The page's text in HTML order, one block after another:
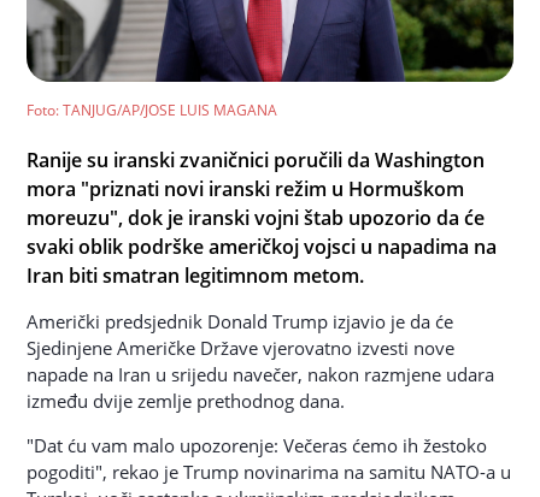
Foto: TANJUG/AP/JOSE LUIS MAGANA
Ranije su iranski zvaničnici poručili da Washington
mora "priznati novi iranski režim u Hormuškom
moreuzu", dok je iranski vojni štab upozorio da će
svaki oblik podrške američkoj vojsci u napadima na
Iran biti smatran legitimnom metom.
Američki predsjednik Donald Trump izjavio je da će
Sjedinjene Američke Države vjerovatno izvesti nove
napade na Iran u srijedu navečer, nakon razmjene udara
između dvije zemlje prethodnog dana.
"Dat ću vam malo upozorenje: Večeras ćemo ih žestoko
pogoditi", rekao je Trump novinarima na samitu NATO-a u